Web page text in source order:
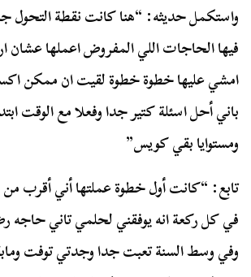
واستكمل حديثه: “هنا كانت نقطة التحول
فيها الحاجات اللي المفروض اعملها عشان
امشي عليها خطوة خطوة لقيت ان ممكن
باني أحل اسئلة كتير جدا وفعلا مع الوقت
ومستوايا بقي كويس”
تابع: “كانت أول خطوة عملتها أني أقرب من
في كل ركعة انه يوفقني لحلمي تاني حاجه
وفي وسط السنة تعبت جدا وجدتي توفت